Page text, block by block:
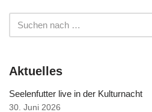
Aktuelles
Seelenfutter live in der Kulturnacht
30. Juni 2026